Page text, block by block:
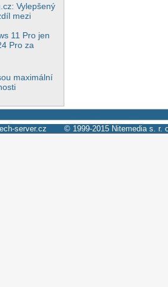
Vylepšený
mezi
11 Pro jen
Pro za
maximální
server.cz © 1999-2015 Nitemedia s. r.